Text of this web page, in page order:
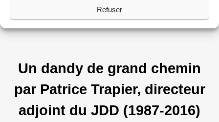
Refuser
Olivier Margot
Un dandy de grand chemin
par Patrice Trapier, directeur
adjoint du JDD (1987-2016)